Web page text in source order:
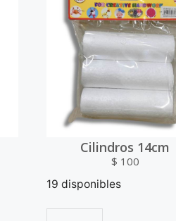
Cilindros 14cm
$ 100
19 disponibles